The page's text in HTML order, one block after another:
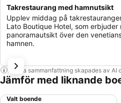
Takrestaurang med hamnutsikt
Upplev middag på
Lato Boutique Hotel, som
panoramautsikt över den
hamnen.
Denna sammanfattning skapades av
Jämför med liknande
Valt boende